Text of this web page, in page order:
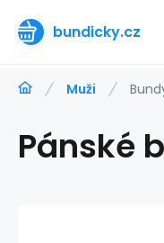
bundicky.cz
Muži
Pánské